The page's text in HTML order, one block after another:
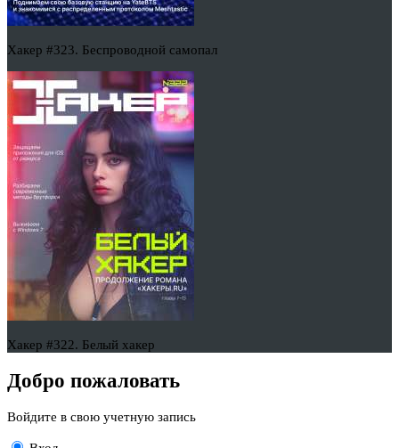
Хакер #323. Беспроводной самопал
Хакер #322. Белый хакер
Добро пожаловать
Войдите в свою учетную запись